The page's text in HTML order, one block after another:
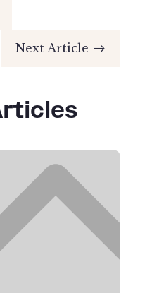
Next Article $